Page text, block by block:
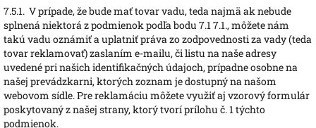
7.5.1. V prípade, že bude mať tovar vadu, teda najmä ak nebude
splnená niektorá z podmienok podľa bodu 7.1 7.1., môžete nám
takú vadu oznámiť a uplatniť práva zo zodpovednosti za vady (teda
tovar reklamovať) zaslaním e-mailu, či listu na naše adresy
uvedené pri našich identifikačných údajoch, prípadne osobne na
našej prevádzkarni, ktorých zoznam je dostupný na našom
webovom sídle. Pre reklamáciu môžete využiť aj vzorový formulár
poskytovaný z našej strany, ktorý tvorí prílohu č. 1 týchto
podmienok.